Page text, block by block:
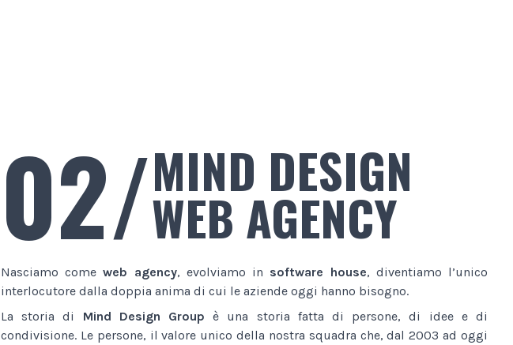
02/MIND DESIGN
WEB AGENCY
Nasciamo comeweb agency, evolviamo in software house, diventiamo l’unico
interlocutore dalla doppia anima di cui le aziende oggi hanno bisogno.
La storia di Mind Design Group è una storia fatta di persone, di idee e di
condivisione. Le persone, il valore unico della nostra squadra che, dal 2003 ad oggi